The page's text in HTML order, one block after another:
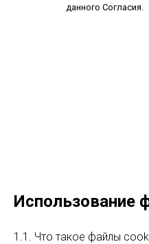
данного Согласия.
Использование
1.1. Что такое файлы